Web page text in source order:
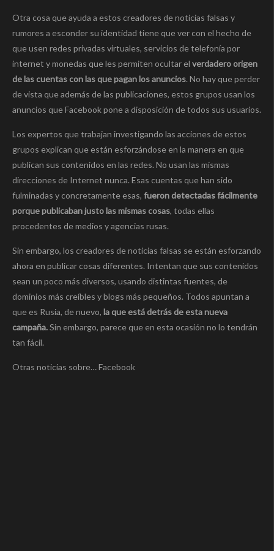
Otra cosa que ayuda a estos creadores de noticias falsas y
rumores a esconder su identidad tiene que ver con el hecho de
que usen redes privadas virtuales, servicios de telefonía por
internet y monedas que les permiten ocultar el verdadero origen
de las cuentas con las que pagan los anuncios. No hay que perder
de vista que además de las publicaciones, estos grupos usan los
anuncios que Facebook pone a disposición de todos sus usuarios.
Los expertos que trabajan investigando las acciones de estos
grupos explican que están esforzándose en la manera en que
publican sus contenidos en las redes. No usan las mismas
direcciones de Internet nunca. Esas cuentas que han sido
fulminadas y concretamente esas, fueron detectadas fácilmente
porque publicaban justo las mismas cosas, todas ellas
procedentes de medios y agencias rusas.
Sin embargo, los creadores de noticias falsas se están esforzando
ahora en publicar cosas diferentes. Intentan que sus contenidos
sean un poco más diversos, usando distintas fuentes, de
dominios más creíbles y blogs más pequeños. Todos apuntan a
que es Rusia, de nuevo, la que está detrás de esta nueva
campaña.Sin embargo, parece que en esta ocasión no lo tendrán
tan fácil.
Otras noticias sobre… Facebook